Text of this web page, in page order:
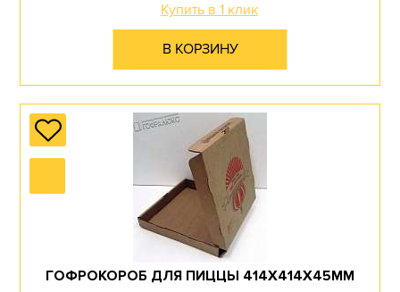
Купить в 1 клик
В КОРЗИНУ
ГОФРОКОРОБ ДЛЯ ПИЦЦЫ 414Х414Х45ММ